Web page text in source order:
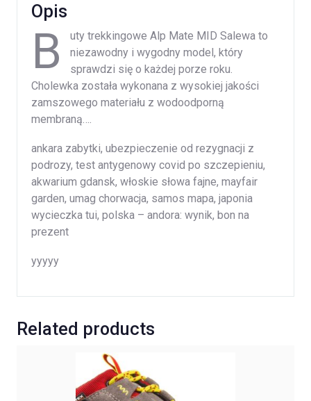
Opis
B
uty trekkingowe Alp Mate MID Salewa to
niezawodny i wygodny model, który
sprawdzi się o każdej porze roku.
Cholewka została wykonana z wysokiej jakości
zamszowego materiału z wodoodporną
membraną….
ankara zabytki, ubezpieczenie od rezygnacji z
podrozy, test antygenowy covid po szczepieniu,
akwarium gdansk, włoskie słowa fajne, mayfair
garden, umag chorwacja, samos mapa, japonia
wycieczka tui, polska – andora: wynik, bon na
prezent
yyyyy
Related products